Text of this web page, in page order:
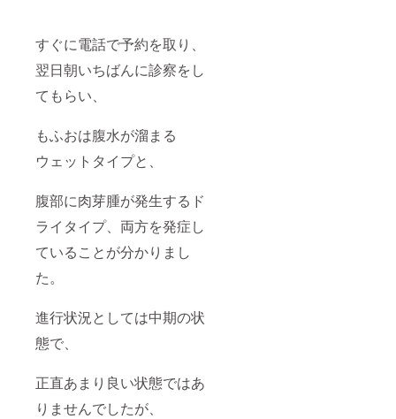
すぐに電話で予約を取り、
翌日朝いちばんに診察をし
てもらい、
もふおは腹水が溜まる
ウェットタイプと、
腹部に肉芽腫が発生するド
ライタイプ、両方を発症し
ていることが分かりまし
た。
進行状況としては中期の状
態で、
正直あまり良い状態ではあ
りませんでしたが、